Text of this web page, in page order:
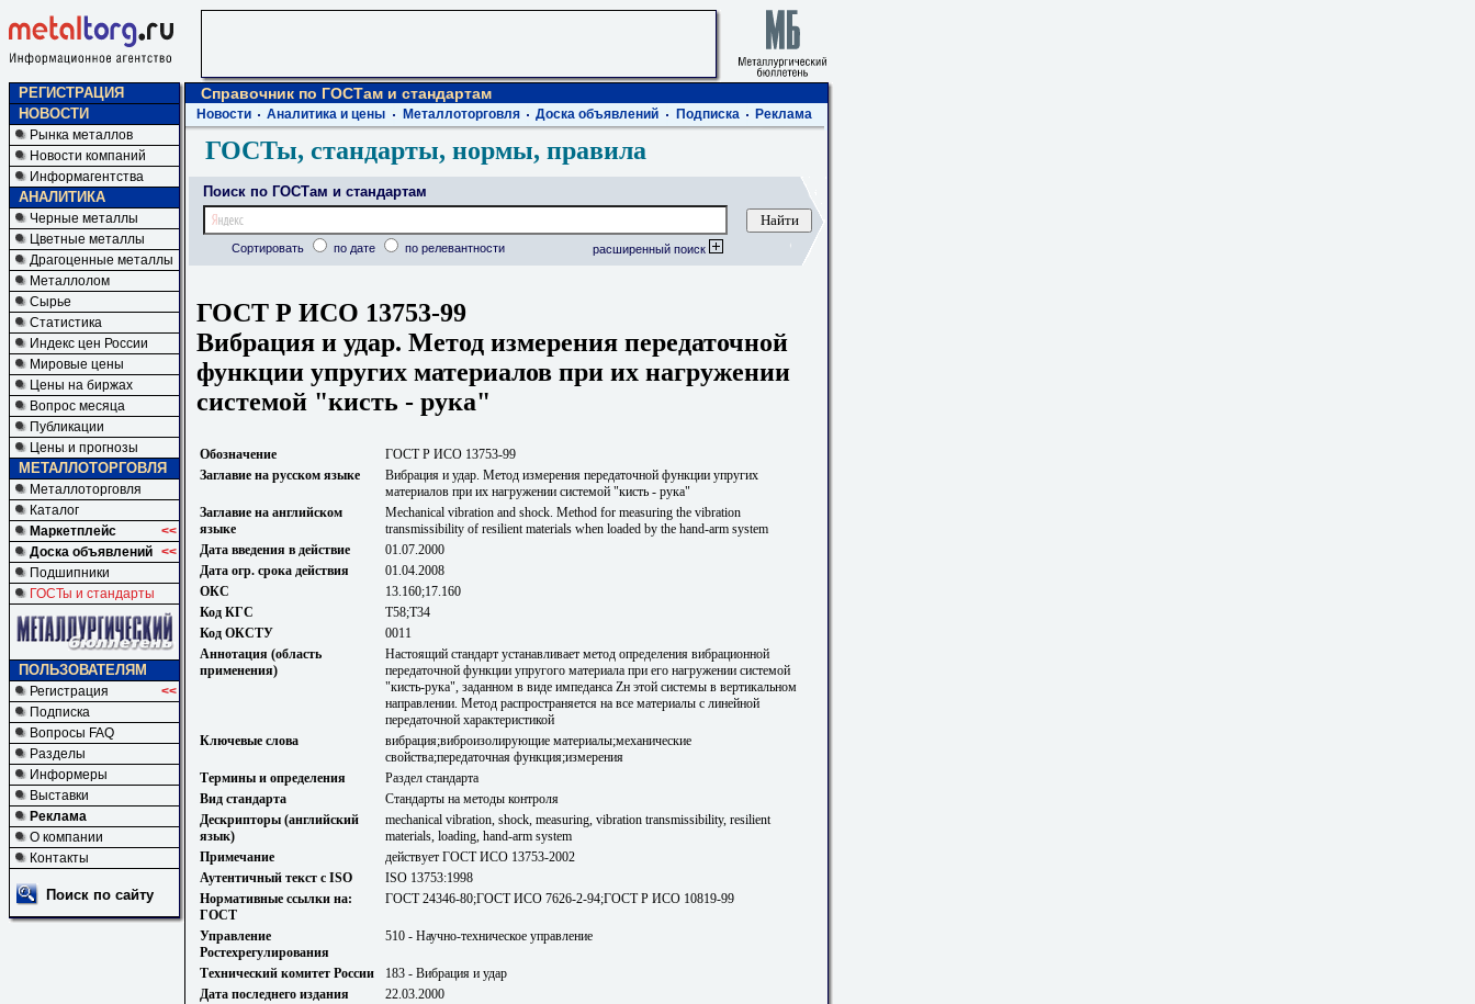
РЕГИСТРАЦИЯ
НОВОСТИ
Рынка металлов
Новости компаний
Информагентства
АНАЛИТИКА
Черные металлы
Цветные металлы
Драгоценные металлы
Металлолом
Сырье
Статистика
Индекс цен России
Мировые цены
Цены на биржах
Вопрос месяца
Публикации
Цены и прогнозы
МЕТАЛЛОТОРГОВЛЯ
Металлоторговля
Каталог
Маркетплейс
<<
Доска объявлений <<
Подшипники
ГОСТы и стандарты
ПОЛЬЗОВАТЕЛЯМ
Регистрация
<<
Подписка
Вопросы FAQ
Разделы
Информеры
Выставки
Реклама
О компании
Контакты
Поиск по сайту
Справочник по ГОСТам и стандартам
Новости Аналитика и цены Металлоторговля Доска объявлений Подписка Реклама
ГОСТы, стандарты, нормы, правила
Поиск по ГОСТам и стандартам
Сортировать по дате по релевантности расширенный поиск
ГОСТ Р ИСО 13753-99
Вибрация и удар. Метод измерения передаточной
функции упругих материалов при их нагружении
системой "кисть - рука"
Обозначение
ГОСТ Р ИСО 13753-99
Заглавие на русском языке
Вибрация и удар. Метод измерения передаточной функции упругих
материалов при их нагружении системой "кисть - рука"
Заглавие на английском
языке
Mechanical vibration and shock. Method for measuring the vibration
transmissibility of resilient materials when loaded by the hand-arm system
Дата введения в действие
01.07.2000
Дата огр. срока действия
01.04.2008
ОКС
13.160;17.160
Код КГС
Т58;Т34
Код ОКСТУ
0011
Аннотация (область
применения)
Настоящий стандарт устанавливает метод определения вибрационной
передаточной функции упругого материала при его нагружении системой
"кисть-рука", заданном в виде импеданса Zн этой системы в вертикальном
направлении. Метод распространяется на все материалы с линейной
передаточной характеристикой
Ключевые слова
вибрация;виброизолирующие материалы;механические
свойства;передаточная функция;измерения
Термины и определения
Раздел стандарта
Вид стандарта
Стандарты на методы контроля
Дескрипторы (английский
язык)
mechanical vibration, shock, measuring, vibration transmissibility, resilient
materials, loading, hand-arm system
Примечание
действует ГОСТ ИСО 13753-2002
Аутентичный текст с ISO
ISO 13753:1998
Нормативные ссылки на:
ГОСТ
ГОСТ 24346-80;ГОСТ ИСО 7626-2-94;ГОСТ Р ИСО 10819-99
Управление
Ростехрегулирования
510 - Научно-техническое управление
Технический комитет России
183 - Вибрация и удар
Дата последнего издания
22.03.2000